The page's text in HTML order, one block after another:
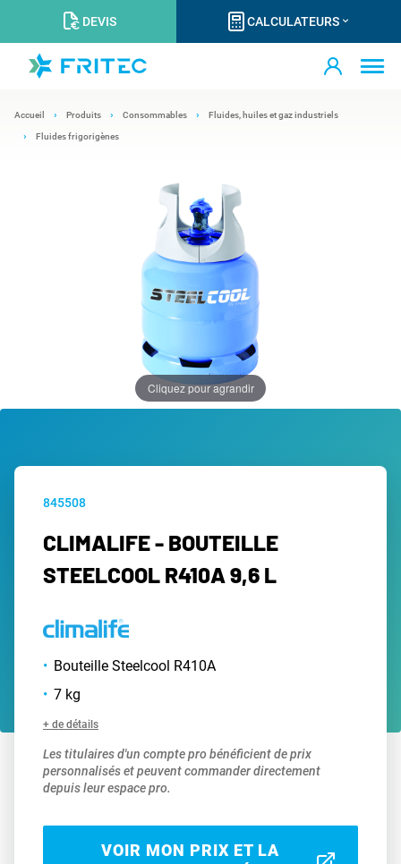
DEVIS CALCULATEURS
Accueil Produits Consommables Fluides, huiles et gaz industriels
Fluides frigorigènes
Cliquez pour agrandir
845508
CLIMALIFE - BOUTEILLE
STEELCOOL R410A 9,6 L
Bouteille Steelcool R410A
7 kg
+ de détails
Les titulaires d'un compte pro bénéficient de prix
personnalisés et peuvent commander directement
depuis leur espace pro.
VOIR MON PRIX ET LA